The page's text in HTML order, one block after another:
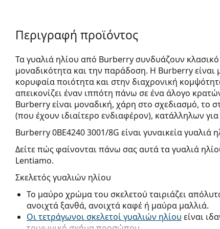
Περιγραφή προϊόντος
Τα γυαλιά ηλίου από Burberry συνδυάζουν
μοναδικότητα και την παράδοση. Η Burberry
κορυφαία ποιότητα και στην διαχρονική
απεικονίζει έναν ιππότη πάνω σε ένα άλογο
Burberry είναι μοναδική, χάρη στο σχεδιασμό,
(που έχουν ιδιαίτερο ενδιαφέρον), κατάλληλων
Burberry 0BE4240 3001/8G είναι γυναικεία γυαλιά
Δείτε πώς φαίνονται πάνω σας αυτά τα γυαλιά
Lentiamo.
Σκελετός γυαλιών ηλίου
Το μαύρο χρώμα του σκελετού ταιριάζει
ανοιχτά ξανθά, ανοιχτά καφέ ή μαύρα μαλλιά.
Οι τετράγωνοι σκελετοί γυαλιών ηλίου είναι